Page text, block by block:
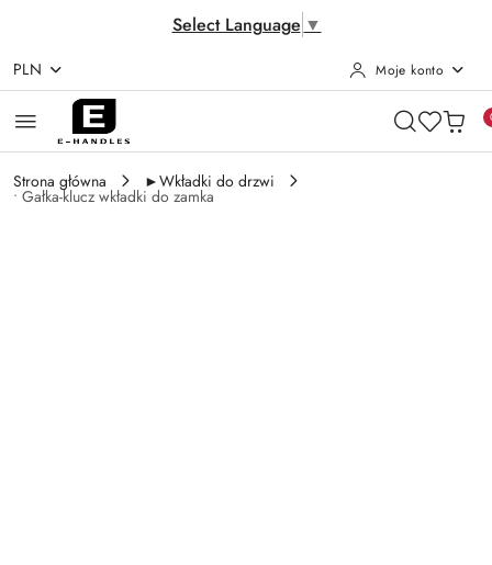
Select Language ▼
Przejdź do treści głównej
Przejdź do wyszukiwarki
Przejdź do moje konto
Przejdź do menu głównego
Przejdź do opisu produktu
Przejdź do stopki
PLN Moje konto
Strona główna ►Wkładki do drzwi
• Gałka-klucz wkładki do zamka